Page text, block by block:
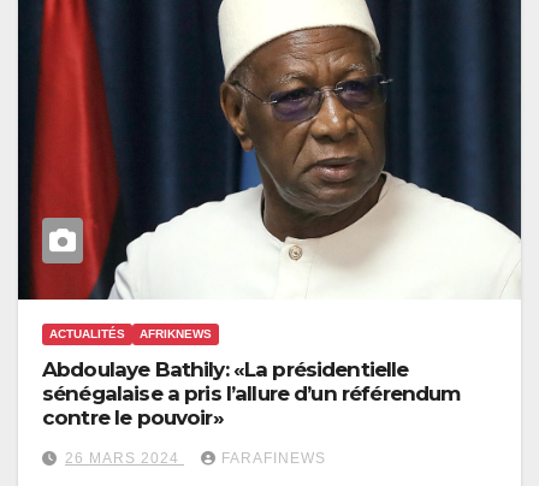
ACTUALITÉS AFRIKNEWS
Abdoulaye Bathily: «La présidentielle
sénégalaise a pris l’allure d’un référendum
contre le pouvoir»
26 MARS 2024 FARAFINEWS